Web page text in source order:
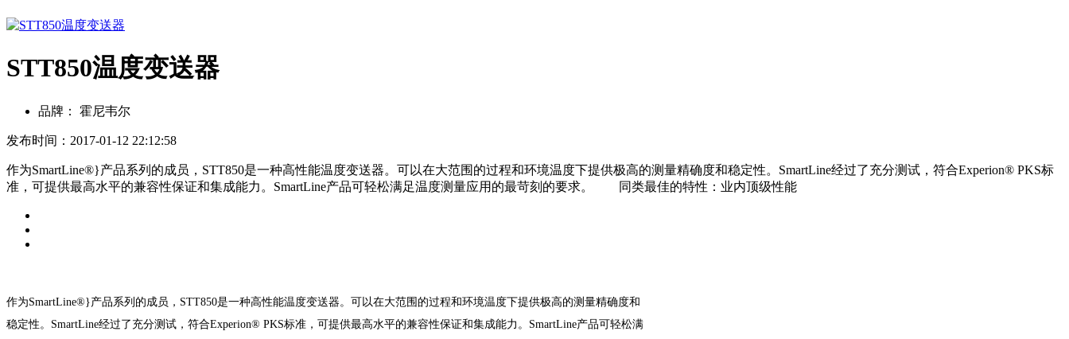
STT850温度变送器
品牌： 霍尼韦尔
发布时间：2017-01-12 22:12:58
作为SmartLine®}产品系列的成员，STT850是一种高性能温度变送器。可以在大范围的过程和环境温度下提供极高的测量精确度和稳定性。SmartLine经过了充分测试，符合Experion® PKS标
准，可提供最高水平的兼容性保证和集成能力。SmartLine产品可轻松满足温度测量应用的最苛刻的要求。 同类最佳的特性：业内顶级性能
作为SmartLine®}产品系列的成员，STT850是一种高性能温度变送器。可以在大范围的过程和环境温度下提供极高的测量精确度和
稳定性。SmartLine经过了充分测试，符合Experion® PKS标准，可提供最高水平的兼容性保证和集成能力。SmartLine产品可轻松满